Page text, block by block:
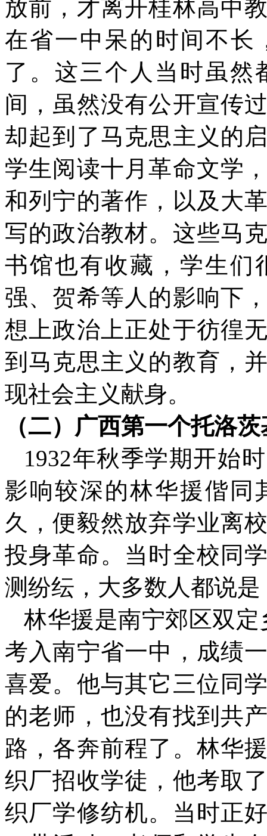
放前，才离开桂林高中
在省一中呆的时间不长
了。这三个人当时虽然
间，虽然没有公开宣传
却起到了马克思主义的
学生阅读十月革命文学
和列宁的著作，以及大
写的政治教材。这些马
书馆也有收藏，学生们
强、贺希等人的影响下
想上政治上正处于彷徨
到马克思主义的教育，
现社会主义献身。
（二）广西第一个托洛
1932年秋季学期开始
影响较深的林华援偕同
久，便毅然放弃学业离
投身革命。当时全校同
测纷纭，大多数人都说
林华援是南宁郊区双定
考入南宁省一中，成绩
喜爱。他与其它三位同
的老师，也没有找到共
路，各奔前程了。林华
织厂招收学徒，他考取
织厂学修纺机。当时正